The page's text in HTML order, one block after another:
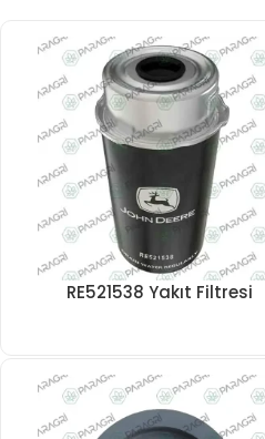
RE521538 Yakıt Filtresi